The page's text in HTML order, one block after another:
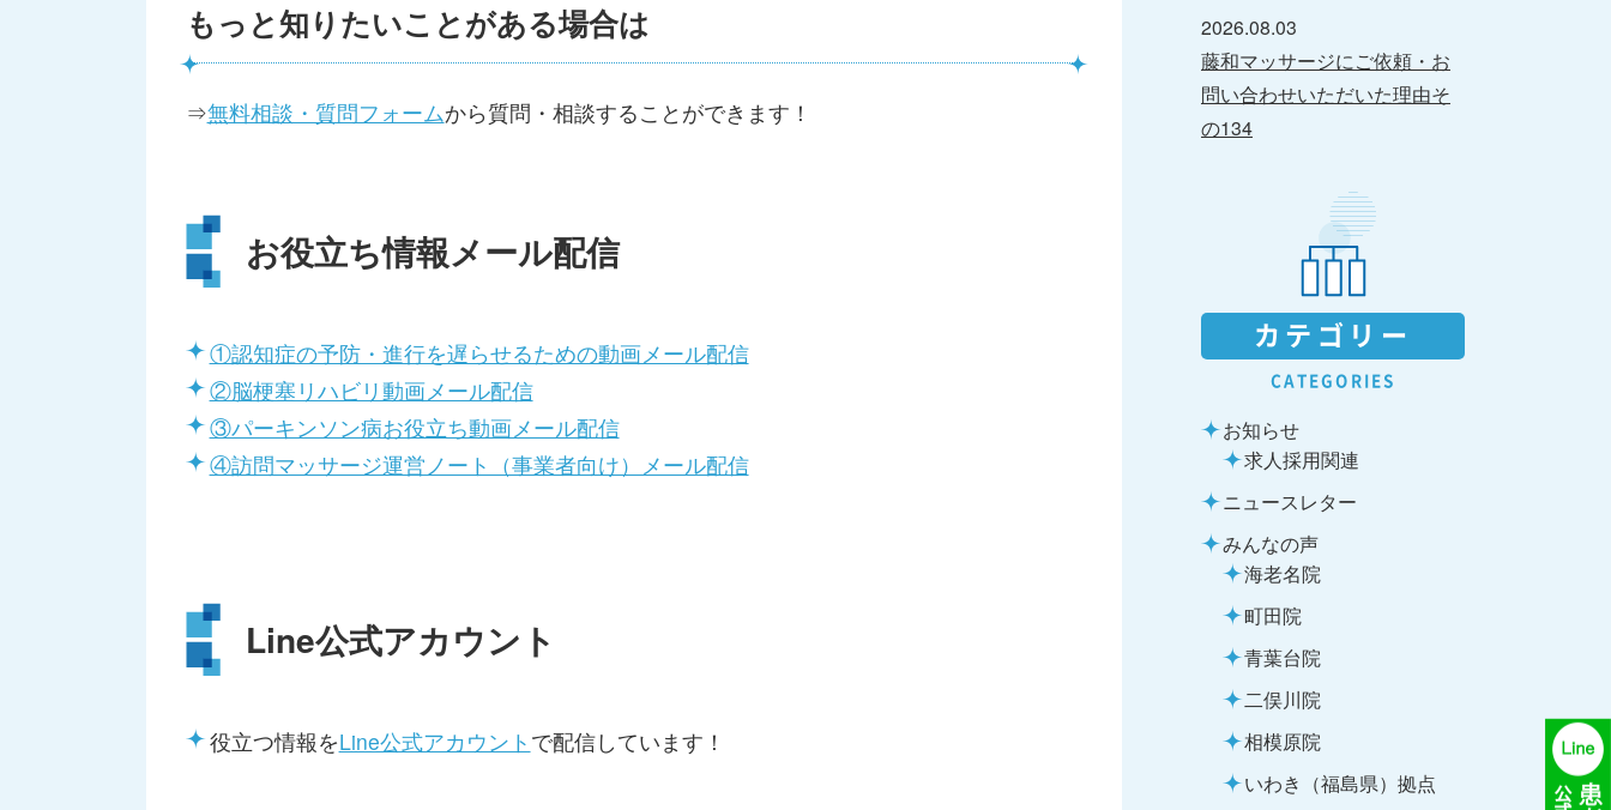
もっと知りたいことがある場合は
⇒無料相談・質問フォームから質問・相談することができます！
お役立ち情報メール配信
①認知症の予防・進行を遅らせるための動画メール配信
②脳梗塞リハビリ動画メール配信
③パーキンソン病お役立ち動画メール配信
④訪問マッサージ運営ノート（事業者向け）メール配信
Line公式アカウント
役立つ情報をLine公式アカウント で配信しています！
2026.08.03
藤和マッサージにご依頼・お
問い合わせいただいた理由そ
の134
カテゴリー
CATEGORIES
お知らせ
求人採用関連
ニュースレター
みんなの声
海老名院
町田院
青葉台院
二俣川院
相模原院
いわき（福島県）拠点